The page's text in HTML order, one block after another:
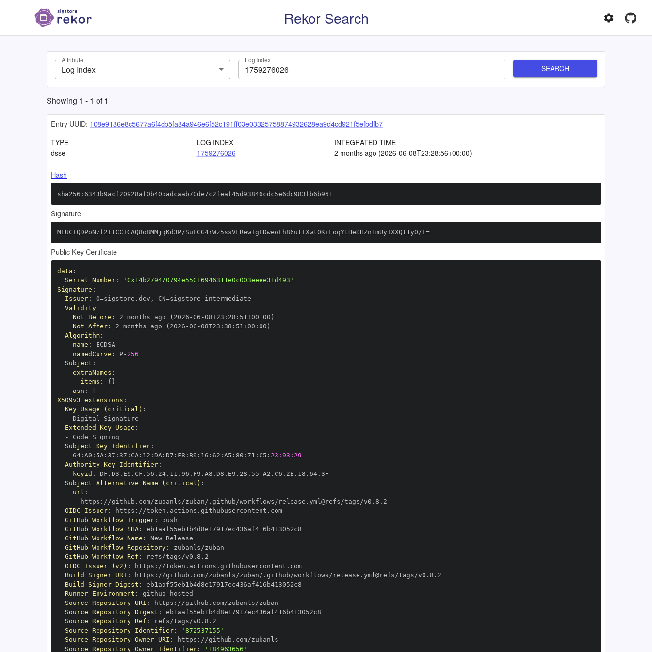
Rekor Search
Attribute
Log Index
Log Index
SEARCH
Showing 1 - 1 of1
Entry UUID: 108e9186e8c5677a6f4cb5fa84a946e6f52c191ff03e03325758874932628ea9d4cd921f5efbdfb7
TYPE
dsse
LOG INDEX
1759276026
INTEGRATED TIME
2 months ago (2026-06-08T23:28:56+00:00)
Hash
sha256:6343b9acf20928af0b40badcaab70de7c2feaf45d93846cdc5e6dc983fb6b961
Signature
MEUCIQDPoNzf2ItCCTGAQ8o8MMjqKd3P/SuLCG4rWz5ssVFRewIgLDweoLh86utTXwt0KiFoqYtHeDHZn1mUyTXXQt1y0/E=
Public Key Certificate
data :
Serial Number:
'0x14b279470794e55016946311e0c003eeee31d493'
Signature :
Issuer: O=sigstore.dev , CN=sigstore -
Validity:
Not Before : 2 months ago (2026 -06 -08T23 : 28 : 51+00 :
Not After: 2 months ago (2026 -06 -08T23 : 38 : 51+00 :
Algorithm:
name :
namedCurve : P- 256
Subject :
extraNames :
items : { }
asn :
X509v3 extensions :
Key Usage (critical) :
-
Extended Key Usage :
-
Subject Key Identifier:
-
64: A0 : 5A : 37 : 37 : CA : 12 : DA : D7 : F8 : B9 : 16 : 62 : A5 : 80 : 71 : C5 : 23:93:29
Authority Key Identifier:
keyid : DF : D3 : E9 : CF : 56 : 24: 11 : 96 : F9 : A8 : D8 : E9 : 28 : 55 : A2 : C6 : 2E : 18 : 64:
Subject Alternative Name (critical) :
url :
-
https :
OIDC Issuer: https :
//token.actions.githubusercontent.com
GitHub Workflow Trigger:
GitHub Workflow SHA:
GitHub Workflow Name :
GitHub Workflow Repository:
GitHub Workflow Ref :
OIDC Issuer (v2) : https :
//token.actions.githubusercontent.com
Build Signer URI : https :
Build Signer Digest :
Runner Environment : github -
Source Repository URI : https :
Source Repository Digest :
Source Repository Ref :
Source Repository Identifier:
'872537155'
Source Repository Owner URI : https :
Source Repository Owner Identifier: '184963656'